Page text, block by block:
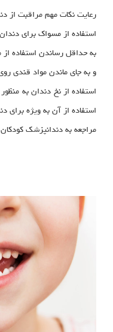
رعایت نکات مهم مراقبت از
استفاده از مسواک برای
به حداقل رساندن استفاده
و به جای ماندن مواد قندی
استفاده از نخ دندان به
استفاده از آن به ویژه برای
مراجعه به دندانپزشک